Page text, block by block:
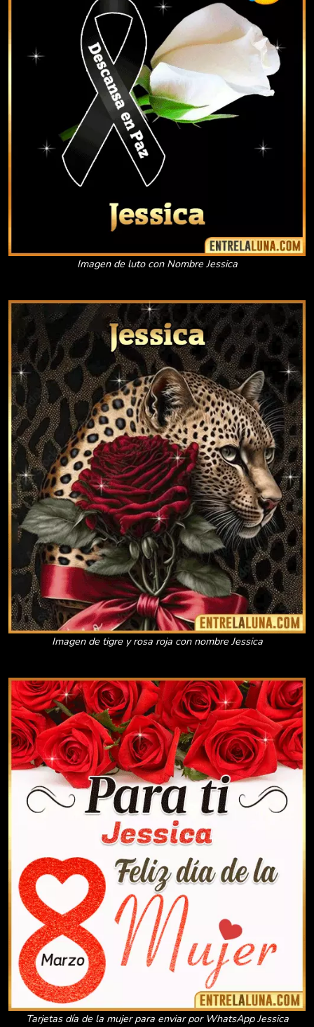
Imagen de luto con Nombre Jessica
Imagen de tigre y rosa roja con nombre Jessica
Tarjetas día de la mujer para enviar por WhatsApp Jessica